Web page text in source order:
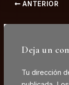
ANTERIOR
Deja un
Tu dirección